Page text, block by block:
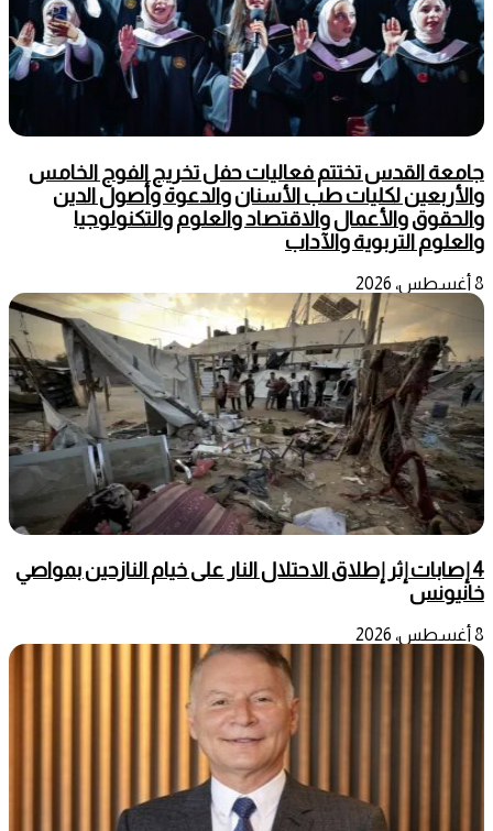
جامعة القدس تختتم فعاليات حفل تخريج الفوج الخامس
والأربعين لكليات طب الأسنان والدعوة وأصول الدين
والحقوق والأعمال والاقتصاد والعلوم والتكنولوجيا
والعلوم التربوية والآداب
8 أغسطس، 2026
4 إصابات إثر إطلاق الاحتلال النار على خيام النازحين بمواصي
خانيونس
8 أغسطس، 2026